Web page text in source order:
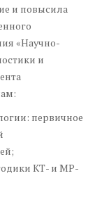
и повысила
«Научно-
и
первичное
КТ- и МР-